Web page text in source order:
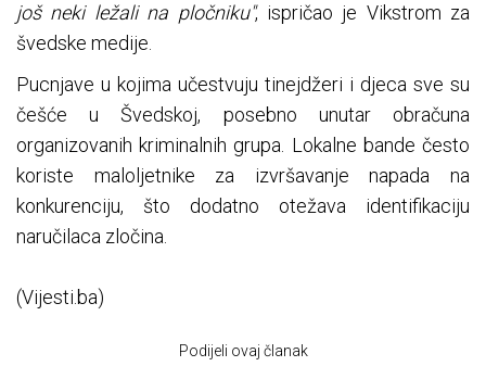
još neki ležali na pločniku", ispričao je Vikstrom za
švedske medije.
Pucnjave u kojima učestvuju tinejdžeri i djeca sve su
češće u Švedskoj, posebno unutar obračuna
organizovanih kriminalnih grupa. Lokalne bande često
koriste maloljetnike za izvršavanje napada na
konkurenciju, što dodatno otežava identifikaciju
naručilaca zločina.
(Vijesti.ba)
Podijeli ovaj članak